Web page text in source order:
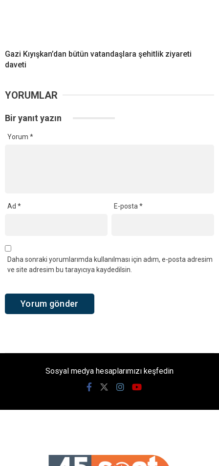
Gazi Kıyışkan’dan bütün vatandaşlara şehitlik ziyareti
daveti
YORUMLAR
Bir yanıt yazın
Yorum *
Ad * E-posta*
Daha sonraki yorumlarımda kullanılması için adım, e-posta adresim
ve site adresim bu tarayıcıya kaydedilsin.
Sosyal medya hesaplarımızı keşfedin